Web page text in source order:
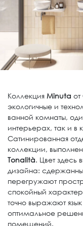
Коллекция Minuta
экологичные и
ванной комнаты,
интерьерах, так и в
Сатинированная
коллекции,
Tonalità. Цвет здесь
дизайна:
перегружают
спокойный
точно выражают
оптимальное
помещений.